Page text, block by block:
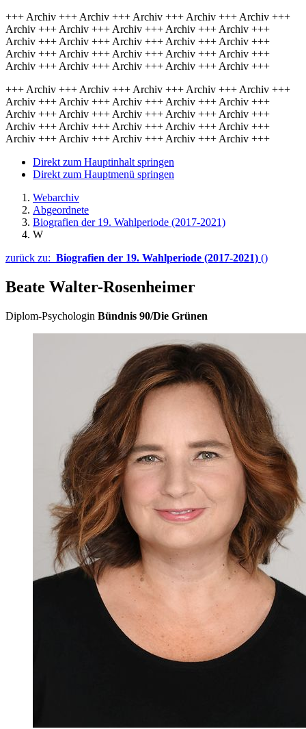
+++ Archiv +++ Archiv +++ Archiv +++ Archiv +++ Archiv +++
Archiv +++ Archiv +++ Archiv +++ Archiv +++ Archiv +++
Archiv +++ Archiv +++ Archiv +++ Archiv +++ Archiv +++
Archiv +++ Archiv +++ Archiv +++ Archiv +++ Archiv +++
Archiv +++ Archiv +++ Archiv +++ Archiv +++ Archiv +++
+++ Archiv +++ Archiv +++ Archiv +++ Archiv +++ Archiv +++
Archiv +++ Archiv +++ Archiv +++ Archiv +++ Archiv +++
Archiv +++ Archiv +++ Archiv +++ Archiv +++ Archiv +++
Archiv +++ Archiv +++ Archiv +++ Archiv +++ Archiv +++
Archiv +++ Archiv +++ Archiv +++ Archiv +++ Archiv +++
Direkt zum Hauptinhalt springen
Direkt zum Hauptmenü springen
Webarchiv
Abgeordnete
Biografien der 19. Wahlperiode (2017-2021)
W
zurück zu: Biografien der 19. Wahlperiode (2017-2021) ()
Beate Walter-Rosenheimer
Diplom-Psychologin Bündnis 90/Die Grünen